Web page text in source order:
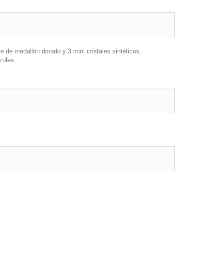
de medallón dorado y 3 mini cristales sintéticos,